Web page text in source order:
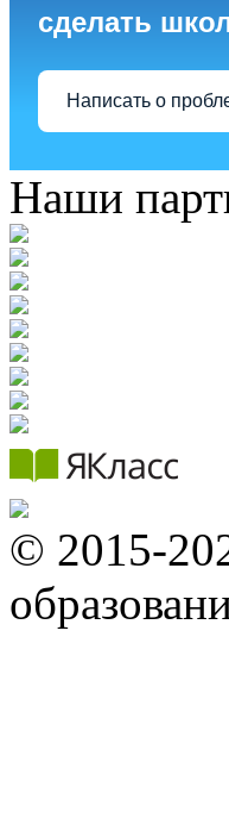
сделать
Написать о
Наши
© 2015-